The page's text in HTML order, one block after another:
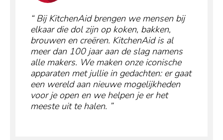
Bij KitchenAid brengen we mensen bij
elkaar die dol zijn op koken, bakken,
brouwen en creëren. KitchenAid is al
meer dan 100 jaar aan de slag namens
alle makers. We maken onze iconische
apparaten met jullie in gedachten: er gaat
een wereld aan nieuwe mogelijkheden
voor je open en we helpen je er het
meeste uit te halen.